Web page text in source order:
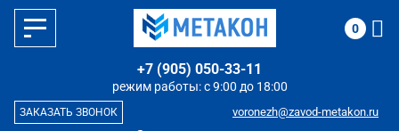
режим работы: с 9:00 до 18:00
+7 (905) 050-33-11
voronezh@zavod-metakon.ru
ЗАКАЗАТЬ ЗВОНОК
0